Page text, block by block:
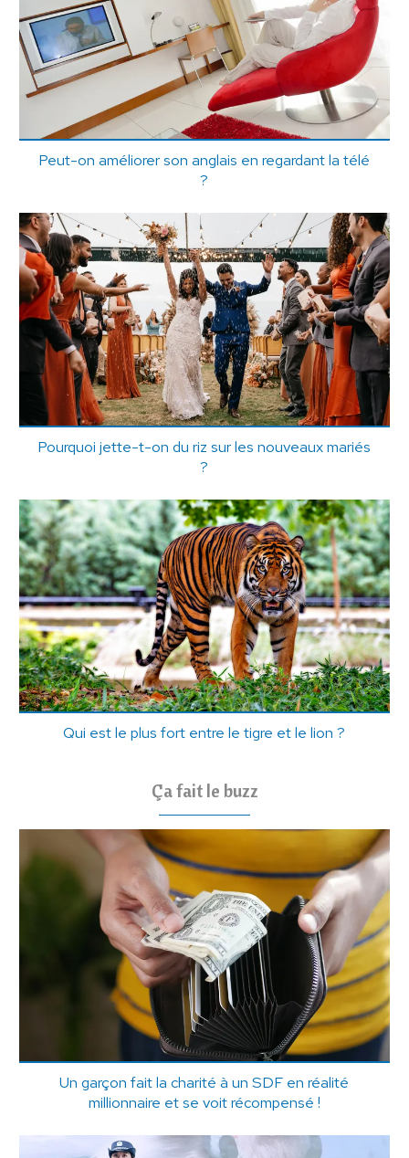
Peut-on améliorer son anglais en regardant la télé
?
Pourquoi jette-t-on du riz sur les nouveaux mariés
?
Qui est le plus fort entre le tigre et le lion ?
Ça fait le buzz
Un garçon fait la charité à un SDF en réalité
millionnaire et se voit récompensé !